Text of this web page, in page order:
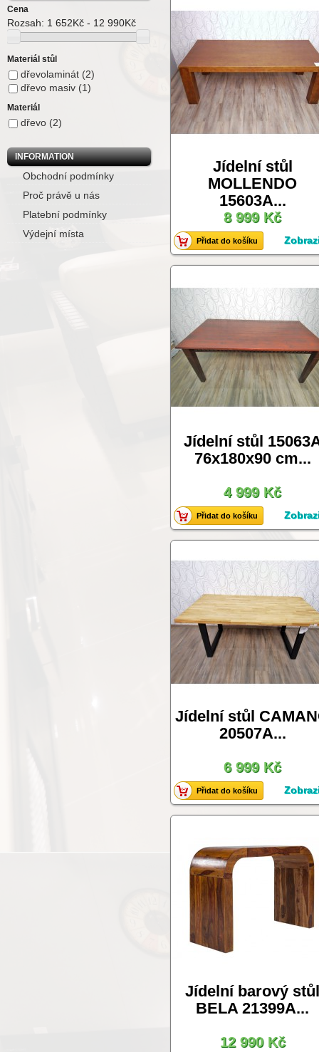
Cena
Rozsah: 1 652Kč - 12 990Kč
Materiál stůl
dřevolaminát (2)
dřevo masiv (1)
Materiál
dřevo (2)
INFORMATION
Obchodní podmínky
Proč právě u nás
Platební podmínky
Výdejní místa
Jídelní stůl
MOLLENDO
15603A...
8 999 Kč
Přidat do košíku
Jídelní stůl
76x180x90 cm...
4 999 Kč
Přidat do košíku
Jídelní stůl
20507A...
6 999 Kč
Přidat do košíku
Jídelní barový
BELA 21399A...
12 990 Kč